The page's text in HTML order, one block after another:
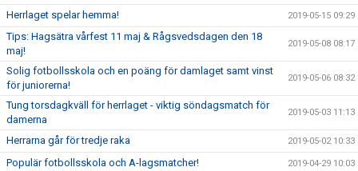
Herrlaget spelar hemma! 2019-05-15 09:29
Tips: Hagsätra vårfest 11 maj & Rågsvedsdagen den 18
maj!
2019-05-08 08:17
Solig fotbollsskola och en poäng för damlaget samt vinst
för juniorerna!
2019-05-06 08:32
Tung torsdagkväll för herrlaget - viktig söndagsmatch för
damerna
2019-05-03 11:13
Herrarna går för tredje raka 2019-05-02 10:33
Populär fotbollsskola och A-lagsmatcher! 2019-04-29 10:03